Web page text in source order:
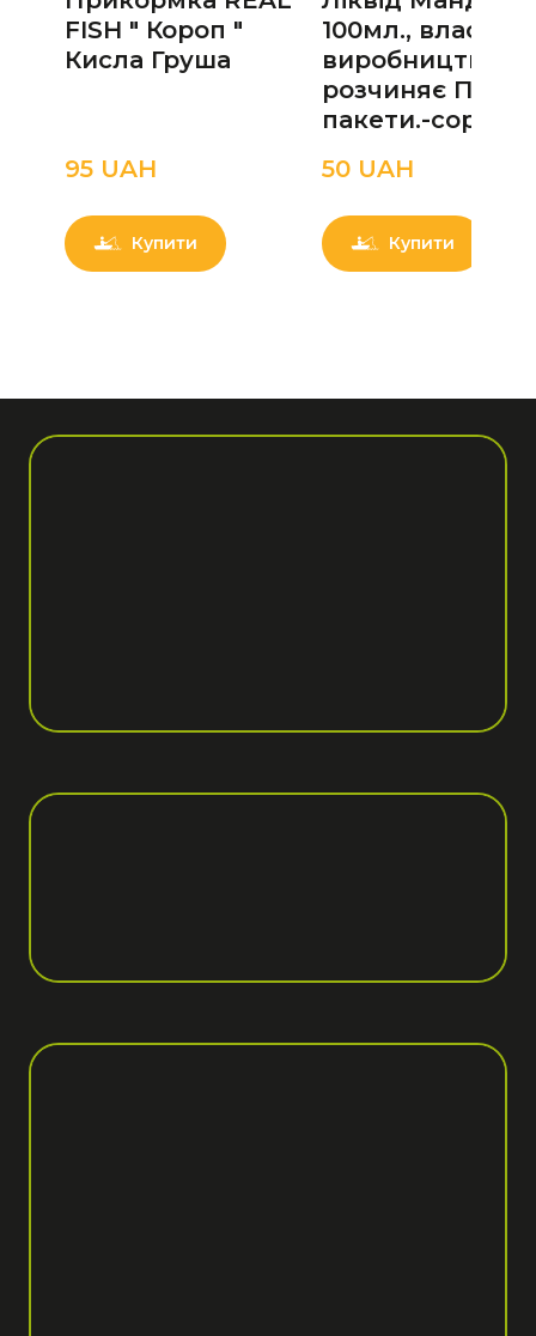
FISH " Короп "
Кисла Груша
95 UAН
Купити
100мл., власне
виробництво
розчиняє ПВА
пакети.-copy-4
50 UAН
Купити